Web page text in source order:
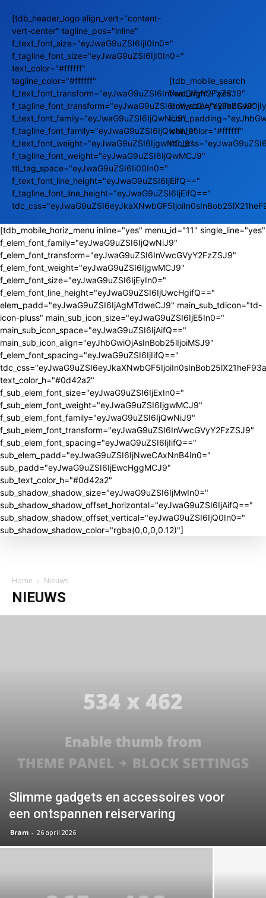
[tdb_header_logo align_vert="content-
vert-center" tagline_pos="inline"
f_text_font_size="eyJwaG9uZSI6IjI0In0="
f_tagline_font_size="eyJwaG9uZSI6IjI0In0="
text_color="#ffffff"
tagline_color="#ffffff"
f_text_font_transform="eyJwaG9uZSI6InVwcGVyY2FzZSJ9"
f_tagline_font_transform="eyJwaG9uZSI6InVwcGVyY2FzZSJ9"
f_text_font_family="eyJwaG9uZSI6IjQwNiJ9"
f_tagline_font_family="eyJwaG9uZSI6IjQwNiJ9"
f_text_font_weight="eyJwaG9uZSI6IjgwMCJ9"
f_tagline_font_weight="eyJwaG9uZSI6IjQwMCJ9"
ttl_tag_space="eyJwaG9uZSI6Ii00In0="
f_text_font_line_height="eyJwaG9uZSI6IjEifQ=="
f_tagline_font_line_height="eyJwaG9uZSI6IjEifQ=="
[tdb_mobile_search
float_right="yes"
icon_color="#ffffff"
[tdb_mobile_horiz_menu inline="yes" menu_id="11" single_line="yes"
f_elem_font_family="eyJwaG9uZSI6IjQwNiJ9"
f_elem_font_transform="eyJwaG9uZSI6InVwcGVyY2FzZSJ9"
f_elem_font_weight="eyJwaG9uZSI6IjgwMCJ9"
f_elem_font_size="eyJwaG9uZSI6IjEyIn0="
f_elem_font_line_height="eyJwaG9uZSI6IjUwcHgifQ=="
elem_padd="eyJwaG9uZSI6IjAgMTdweCJ9" main_sub_tdicon="td-
icon-pluss" main_sub_icon_size="eyJwaG9uZSI6IjE5In0="
main_sub_icon_space="eyJwaG9uZSI6IjAifQ=="
main_sub_icon_align="eyJhbGwiOjAsInBob25lIjoiMSJ9"
f_elem_font_spacing="eyJwaG9uZSI6IjIifQ=="
text_color_h="#0d42a2"
f_sub_elem_font_size="eyJwaG9uZSI6IjExIn0="
f_sub_elem_font_weight="eyJwaG9uZSI6IjgwMCJ9"
f_sub_elem_font_family="eyJwaG9uZSI6IjQwNiJ9"
f_sub_elem_font_transform="eyJwaG9uZSI6InVwcGVyY2FzZSJ9"
f_sub_elem_font_spacing="eyJwaG9uZSI6IjIifQ=="
sub_elem_padd="eyJwaG9uZSI6IjNweCAxNnB4In0="
sub_padd="eyJwaG9uZSI6IjEwcHggMCJ9"
sub_text_color_h="#0d42a2"
sub_shadow_shadow_size="eyJwaG9uZSI6IjMwIn0="
sub_shadow_shadow_offset_horizontal="eyJwaG9uZSI6IjAifQ=="
sub_shadow_shadow_offset_vertical="eyJwaG9uZSI6IjQ0In0="
sub_shadow_shadow_color="rgba(0,0,0,0.12)"]
Home Nieuws
NIEUWS
Slimme gadgets en accessoires voor
een ontspannen reiservaring
Bram - 26 april 2026